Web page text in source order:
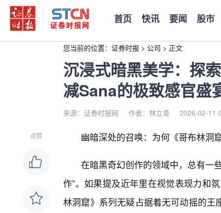
首页 快讯 要闻 股市
您当前的位置： 证券时报 > 公司 > 正文
沉浸式暗黑美学：探
减Sana的极致感官盛
来源：证券时报网 作者：林立青 2026-02-11
点赞 幽暗深处的召唤：为何《哥布林洞
在暗黑奇幻创作的领域中，总有一
作”。如果提及近年里在视觉表现力和
林洞窟》系列无疑占据着无可动摇的